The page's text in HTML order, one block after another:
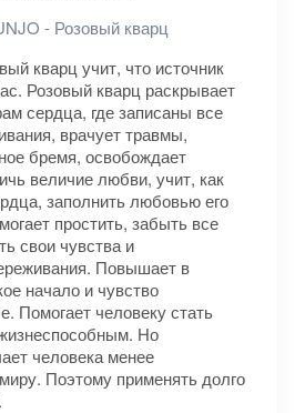
- Розовый кварц
кварц учит, что источник
Розовый кварц раскрывает
сердца, где записаны все
врачует травмы,
бремя, освобождает
величие любви, учит, как
заполнить любовью его
простить, забыть все
свои чувства и
Повышает в
начало и чувство
Помогает человеку стать
Но
человека менее
Поэтому применять долго